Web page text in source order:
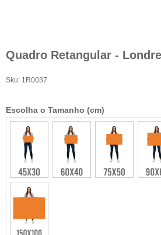
Quadro Retangular -
Sku: 1R0037
Escolha o Tamanho (cm)